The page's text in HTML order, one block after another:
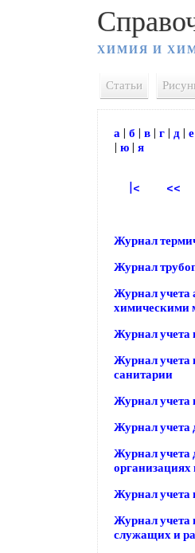
ХИМИЯ И
Статьи
а | б | в | г | д | е
| ю | я
|< <<
Журнал
Журнал
Журнал учета
химическими
Журнал учета
Журнал учета
санитарии
Журнал учета
Журнал учета
Журнал учета
Журнал учета
Журнал учета
служащих и